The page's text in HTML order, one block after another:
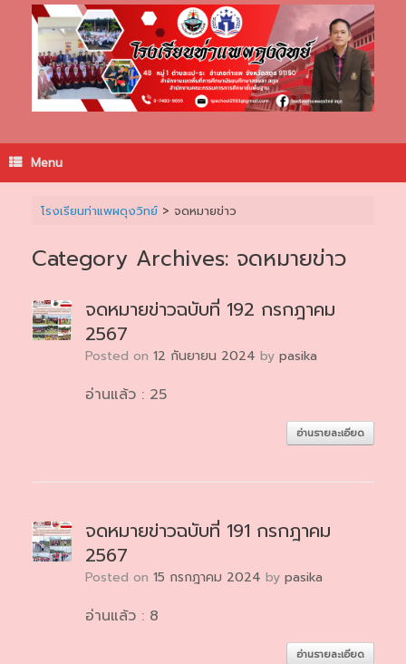
Menu
โรงเรียนท่าแพผดุงวิทย์> จดหมายข่าว
Category Archives: จดหมายข่าว
จดหมายข่าวฉบับที่ 192 กรกฎาคม
2567
Posted on 12 กันยายน 2024 by pasika
อ่านแล้ว : 25
อ่านรายละเอียด
จดหมายข่าวฉบับที่ 191 กรกฎาคม
2567
Posted on 15 กรกฎาคม 2024 by pasika
อ่านแล้ว : 8
อ่านรายละเอียด